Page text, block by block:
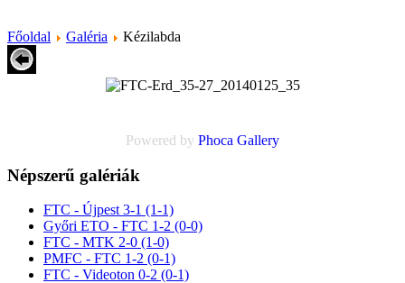
Főoldal Galéria Kézilabda
Powered by Phoca Gallery
Népszerű galériák
FTC - Újpest 3-1 (1-1)
Győri ETO - FTC 1-2 (0-0)
FTC - MTK 2-0 (1-0)
PMFC - FTC 1-2 (0-1)
FTC - Videoton 0-2 (0-1)